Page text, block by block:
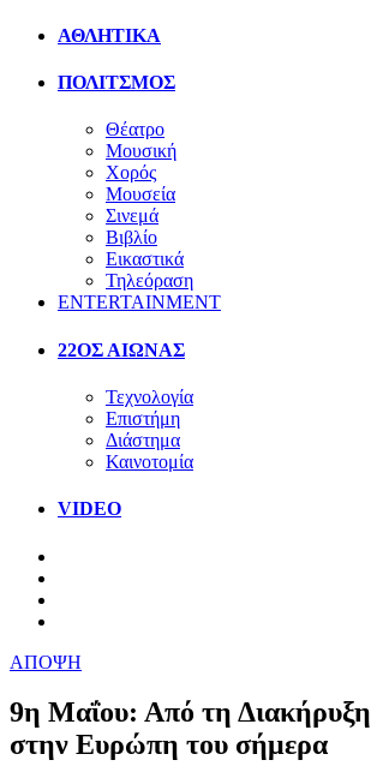
ΑΘΛΗΤΙΚΑ
ΠΟΛΙΤΣΜΟΣ
Θέατρο
Μουσική
Χορός
Μουσεία
Σινεμά
Βιβλίο
Εικαστικά
Τηλεόραση
ENTERTAINMENT
22ΟΣ ΑΙΩΝΑΣ
Τεχνολογία
Επιστήμη
Διάστημα
Καινοτομία
VIDEO
ΑΠΟΨΗ
9η Μαΐου: Από τη
στην Ευρώπη του σήμερα